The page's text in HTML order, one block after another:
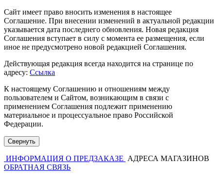
Сайт имеет право вносить изменения в настоящее
Соглашение. При внесении изменений в актуальной редакции
указывается дата последнего обновления. Новая редакция
Соглашения вступает в силу с момента ее размещения, если
иное не предусмотрено новой редакцией Соглашения.
Действующая редакция всегда находится на странице по
адресу: Ссылка
К настоящему Соглашению и отношениям между
пользователем и Сайтом, возникающим в связи с
применением Соглашения подлежит применению
материальное и процессуальное право Российской
Федерации.
Свернуть
ИНФОРМАЦИЯ О ПРЕДЗАКАЗЕ АДРЕСА МАГАЗИНОВ
ОБРАТНАЯ СВЯЗЬ